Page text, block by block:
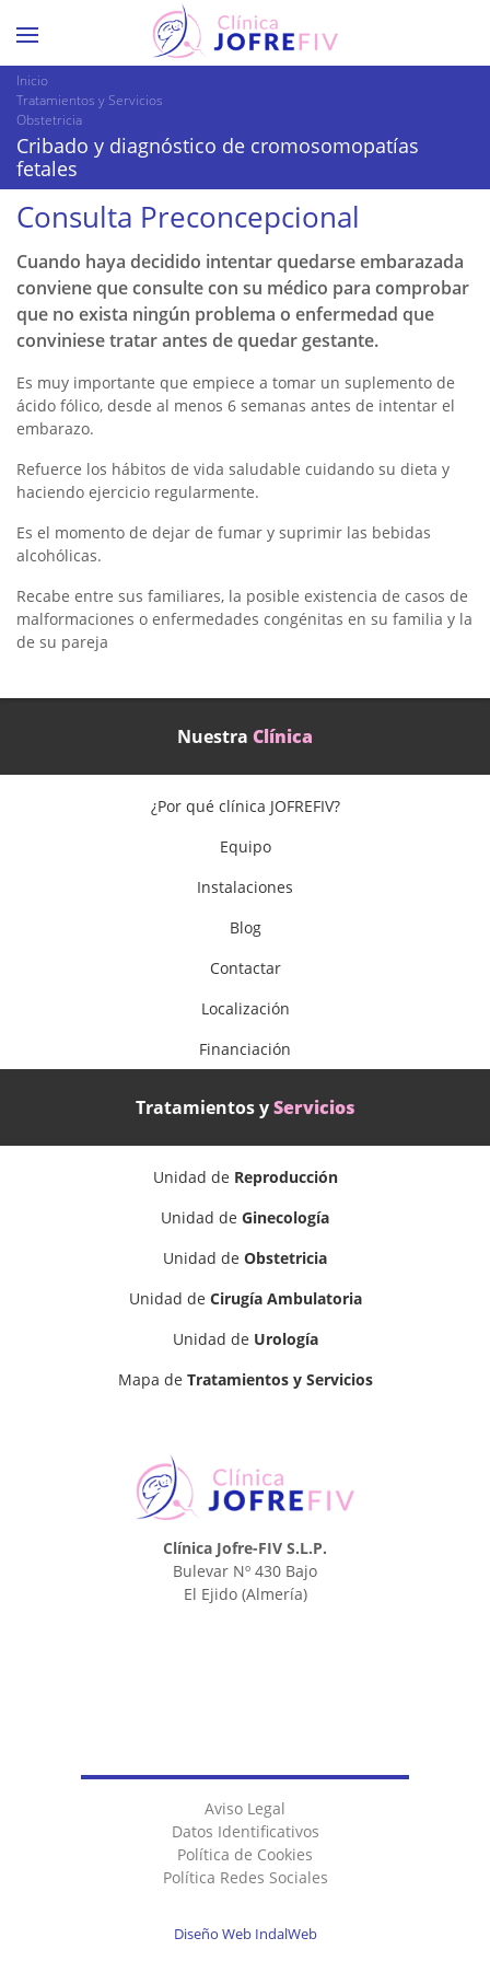
Cribado y diagnóstico de cromosomopatías
fetales
Inicio
Tratamientos y Servicios
Obstetricia
Consulta Preconcepcional
Cuando haya decidido intentar quedarse embarazada
conviene que consulte con su médico para comprobar
que no exista ningún problema o enfermedad que
conviniese tratar antes de quedar gestante.
Es muy importante que empiece a tomar un suplemento de
ácido fólico, desde al menos 6 semanas antes de intentar el
embarazo.
Refuerce los hábitos de vida saludable cuidando su dieta y
haciendo ejercicio regularmente.
Es el momento de dejar de fumar y suprimir las bebidas
alcohólicas.
Recabe entre sus familiares, la posible existencia de casos de
malformaciones o enfermedades congénitas en su familia y la
de su pareja
Nuestra Clínica
¿Por qué clínica JOFREFIV?
Equipo
Instalaciones
Blog
Contactar
Localización
Financiación
Tratamientos yServicios
Unidad de Reproducción
Unidad de Ginecología
Unidad de Obstetricia
Unidad de Cirugía Ambulatoria
Unidad de Urología
Mapa de Tratamientos y Servicios
Clínica Jofre-FIV S.L.P.
Bulevar Nº 430 Bajo
El Ejido (Almería)
Aviso Legal
Datos Identificativos
Política de Cookies
Política Redes Sociales
Diseño Web IndalWeb